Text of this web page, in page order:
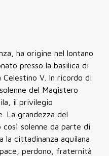
ha origine nel lontano
presso la basilica di
Celestino V. In ricordo di
del Magistero
il privilegio
La grandezza del
solenne da parte di
cittadinanza aquilana
perdono, fraternità